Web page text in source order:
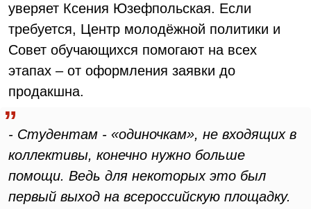
уверяет Ксения Юзефпольская. Если
требуется, Центр молодёжной политики и
Совет обучающихся помогают на всех
этапах – от оформления заявки до
продакшна.
- Студентам - «одиночкам», не входящих в
коллективы, конечно нужно больше
помощи. Ведь для некоторых это был
первый выход на всероссийскую площадку.